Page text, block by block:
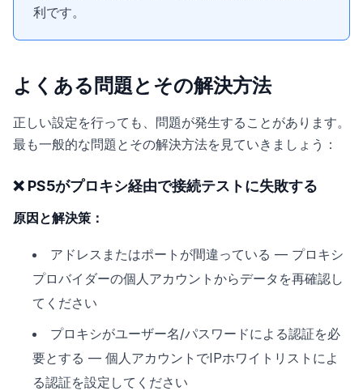
利です。
よくある問題とその解決方法
正しい設定を行っても、問題が発生することがあります。
最も一般的な問題とその解決方法を見ていきましょう：
❌ PS5がプロキシ経由で接続テストに失敗する
原因と解決策：
アドレスまたはポートが間違っている — プロキシ
プロバイダーの個人アカウントからデータを再確認し
てください
プロキシがユーザー名/パスワードによる認証を必
要とする — 個人アカウントでIPホワイトリストによ
る認証を設定してください